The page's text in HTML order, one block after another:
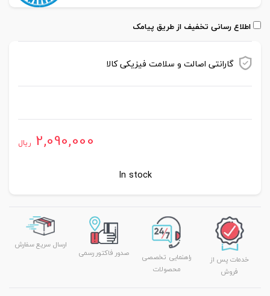
اطلاع رسانی تخفیف از طریق پیامک
گارانتی اصالت و سلامت فیزیکی کالا
2,090,000 ریال
In stock
خدمات پس از
فروش
راهنمایی تخصصی
محصولات
صدور فاکتور رسمی
ارسال سریع سفارش